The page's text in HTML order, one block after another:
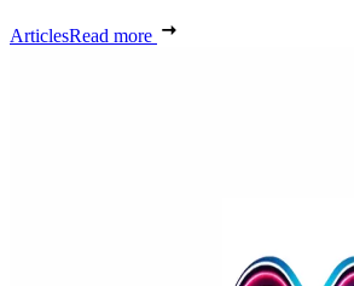
ArticlesRead more